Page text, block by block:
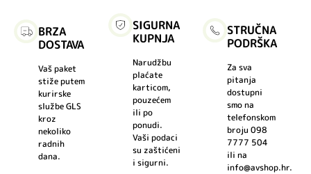
BRZA
DOSTAVA
Vaš paket
stiže putem
kurirske
službe GLS
kroz
nekoliko
radnih
dana.
SIGURNA
KUPNJA
Narudžbu
plaćate
karticom,
pouzećem
ili po
ponudi.
Vaši podaci
su zaštićeni
i sigurni.
STRUČNA
PODRŠKA
Za sva
pitanja
dostupni
smo na
telefonskom
broju 098
7777 504
ili na
info@avshop.hr.